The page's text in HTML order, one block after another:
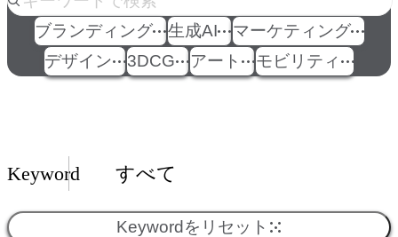
ブランディング 生成AI
マーケティング
デザイン
3DCG アート モビリティ
Insights一覧
Keyword すべて
Keywordをリセット